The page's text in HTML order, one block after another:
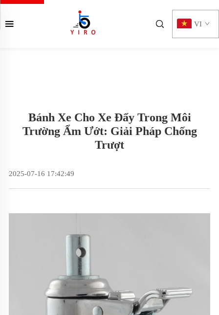
VI
Bánh Xe Cho Xe Đẩy Trong Môi
Trường Ẩm Ướt: Giải Pháp Chống
Trượt
2025-07-16 17:42:49